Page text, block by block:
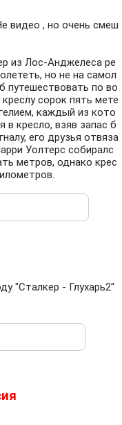
видео , но очень смеш
из Лос-Анджелеса ре
но не на самол
путешествовать по во
сорок пять мете
каждый из кото
в кресло, взяв запас б
его друзья отвяза
Уолтерс собиралс
метров, однако крес
"Сталкер - Глухарь2"